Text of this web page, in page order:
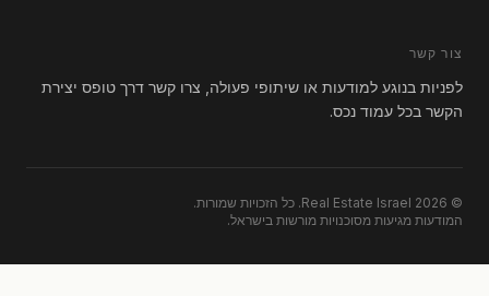
צור קשר
לפניות בנוגע למודעות או שיתופי פעולה, צרו קשר דרך טופס יצירת
הקשר בכל עמוד נכס.
© 2026 Real Estate Israel. כל הזכויות שמורות.
המודעות מגיעות מסוכנויות מורשות בישראל.